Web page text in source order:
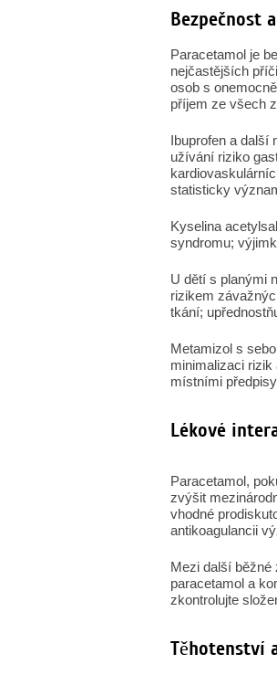
Bezpečnost
Paracetamol je
nejčastějších
osob s
příjem ze všech
Ibuprofen a další
užívání riziko
statisticky
Kyselina
syndromu;
U dětí s planými
rizikem
tkání;
Metamizol s
minimalizaci rizik
místními
Lékové
Paracetamol,
zvýšit
vhodné
antikoagulancii
Mezi další běžné
paracetamol a
zkontrolujte
Těhotenství